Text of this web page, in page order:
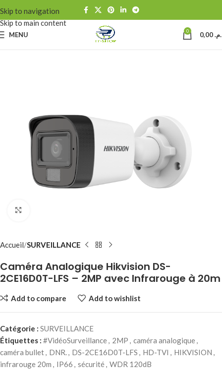
Skip to navigation
Skip to main content
MENU 0
Accueil SURVEILLANCE
Caméra Analogique Hikvision DS-
2CE16D0T-LFS – 2MP avec Infrarouge à 20m
Add to compare Add to wishlist
Catégorie : SURVEILLANCE
Étiquettes : #VidéoSurveillance, 2MP , caméra analogique,
caméra bullet, DNR., DS-2CE16D0T-LFS , HD-TVI , HIKVISION ,
infrarouge 20m , IP66 , sécurité , WDR 120dB